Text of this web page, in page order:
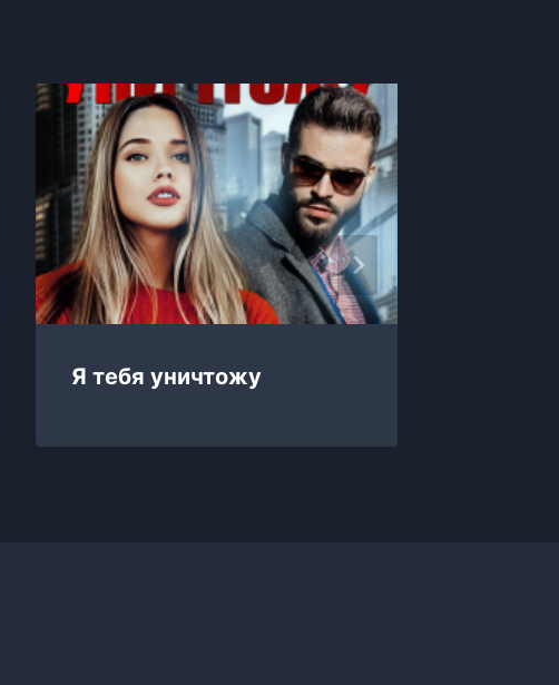
Я тебя уничтожу